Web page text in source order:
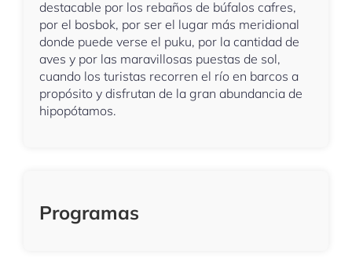
destacable por los rebaños de búfalos cafres,
por el bosbok, por ser el lugar más meridional
donde puede verse el puku, por la cantidad de
aves y por las maravillosas puestas de sol,
cuando los turistas recorren el río en barcos a
propósito y disfrutan de la gran abundancia de
hipopótamos.
Programas